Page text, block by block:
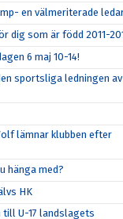
en välmeriterade
dig som är född 2011-
6 maj 10-14!
sportsliga ledningen av
lämnar klubben efter
hänga med?
HK
U-17 landslagets